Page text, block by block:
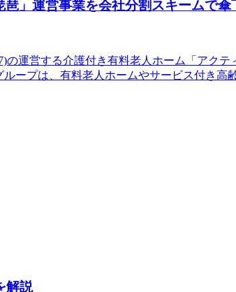
」運営事業を会社分割スキームで傘
の運営する介護付き有料老人ホーム「アク
ープは、有料老人ホームやサービス付き
解説